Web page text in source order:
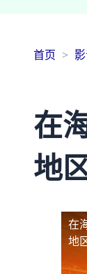
首页
在
地
在
地